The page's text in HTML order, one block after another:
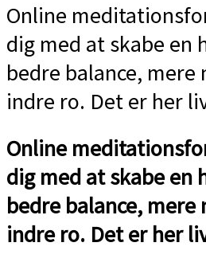
Online
dig med at skabe en
bedre balance,
indre ro. Det er her
Online
dig med at skabe en
bedre balance,
indre ro. Det er her